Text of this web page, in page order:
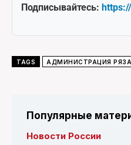
Подписывайтесь:
TAGS АДМИНИСТРАЦИЯ
Популярные
Новости России